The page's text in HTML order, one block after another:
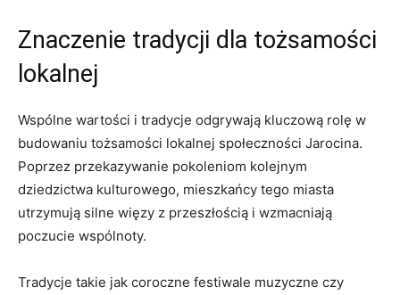
Znaczenie tradycji dla tożsamości
lokalnej
Wspólne wartości i tradycje odgrywają kluczową rolę ​w⁢
budowaniu tożsamości lokalnej społeczności Jarocina.
Poprzez ‌przekazywanie pokoleniom ⁣kolejnym
dziedzictwa kulturowego,‍ mieszkańcy ⁤tego miasta
utrzymują silne⁣ więzy​ z⁣ przeszłością i wzmacniają
poczucie ‌wspólnoty.
Tradycje takie ‌jak coroczne festiwale muzyczne czy